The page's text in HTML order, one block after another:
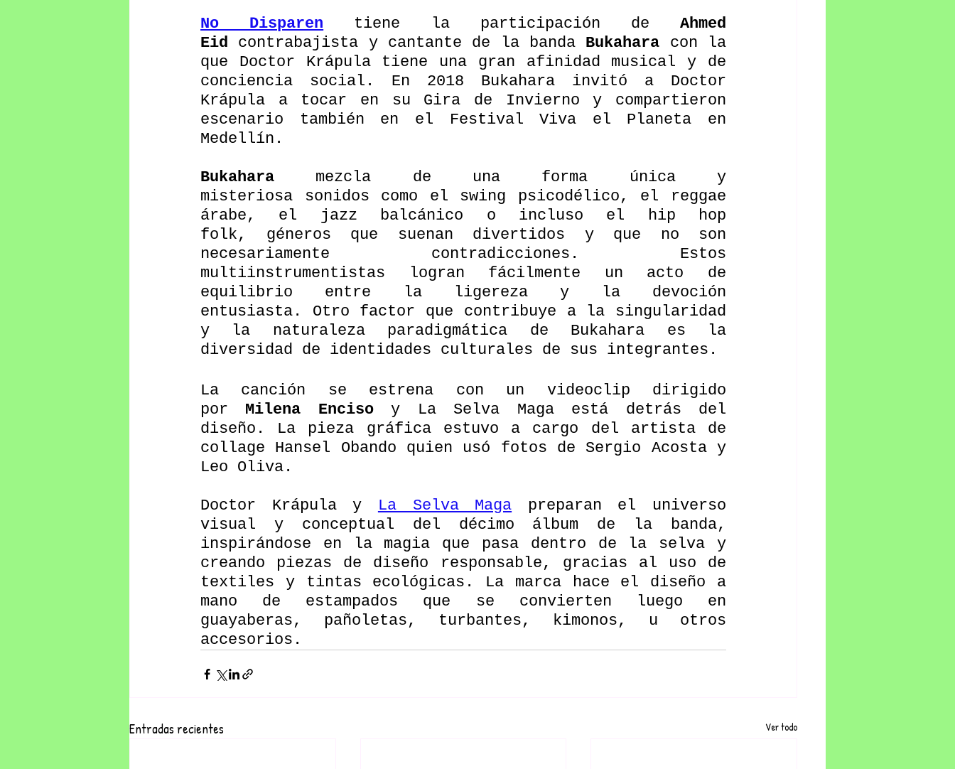
No Disparen tiene la participación de Ahmed
Eid contrabajista y cantante de la banda Bukahara con la
que Doctor Krápula tiene una gran afinidad musical y de
conciencia social. En 2018 Bukahara invitó a Doctor
Krápula a tocar en su Gira de Invierno y compartieron
escenario también en el Festival Viva el Planeta en
Medellín.
Bukahara mezcla de una forma única y
misteriosa sonidos como el swing psicodélico, el reggae
árabe, el jazz balcánico o incluso el hip hop
folk, géneros que suenan divertidos y que no son
necesariamente contradicciones. Estos
multiinstrumentistas logran fácilmente un acto de
equilibrio entre la ligereza y la devoción
entusiasta. Otro factor que contribuye a la singularidad
y la naturaleza paradigmática de Bukahara es la
diversidad de identidades culturales de sus integrantes.
La canción se estrena con un videoclip dirigido
por Milena Enciso y La Selva Maga está detrás del
diseño. La pieza gráfica estuvo a cargo del artista de
collage Hansel Obando quien usó fotos de Sergio Acosta y
Leo Oliva.
Doctor Krápula y La Selva Maga preparan el universo
visual y conceptual del décimo álbum de la banda,
inspirándose en la magia que pasa dentro de la selva y
creando piezas de diseño responsable, gracias al uso de
textiles y tintas ecológicas. La marca hace el diseño a
mano de estampados que se convierten luego en
guayaberas, pañoletas, turbantes, kimonos, u otros
accesorios.
Entradas recientes Ver todo